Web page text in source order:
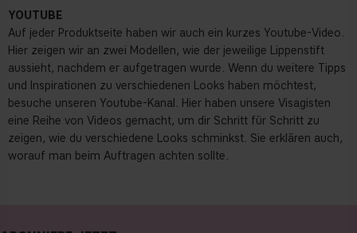
YOUTUBE
Auf jeder Produktseite haben wir auch ein kurzes Youtube-Video.
Hier zeigen wir an zwei Modellen, wie der jeweilige Lippenstift
aussieht, nachdem er aufgetragen wurde. Wenn du weitere Tipps
und Inspirationen zu verschiedenen Looks haben möchtest,
besuche unseren Youtube-Kanal. Hier haben unsere Visagisten
eine Reihe von Videos gemacht, um dir Schritt für Schritt zu
zeigen, wie du verschiedene Looks schminkst. Sie erklären auch,
worauf man beim Auftragen achten sollte.